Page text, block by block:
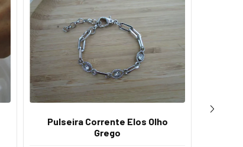
Pulseira Corrente Elos Olho
Grego